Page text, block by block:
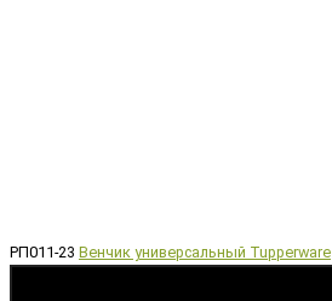
РП011-23 Венчик универсальный Tupperware